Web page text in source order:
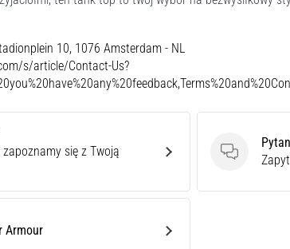
10, 1076 Amsterdam - NL
s/article/Contact-Us?
się z Twoją
Pytania
Armour